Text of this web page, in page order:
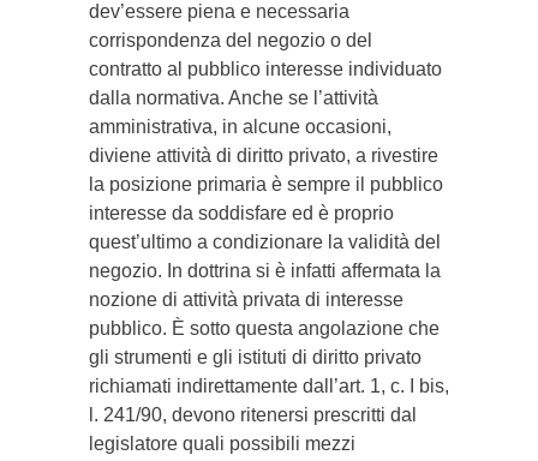
dev’essere piena e necessaria
corrispondenza del negozio o del
contratto al pubblico interesse individuato
dalla normativa. Anche se l’attività
amministrativa, in alcune occasioni,
diviene attività di diritto privato, a rivestire
la posizione primaria è sempre il pubblico
interesse da soddisfare ed è proprio
quest’ultimo a condizionare la validità del
negozio. In dottrina si è infatti affermata la
nozione di attività privata di interesse
pubblico. È sotto questa angolazione che
gli strumenti e gli istituti di diritto privato
richiamati indirettamente dall’art. 1, c. I bis,
l. 241/90, devono ritenersi prescritti dal
legislatore quali possibili mezzi